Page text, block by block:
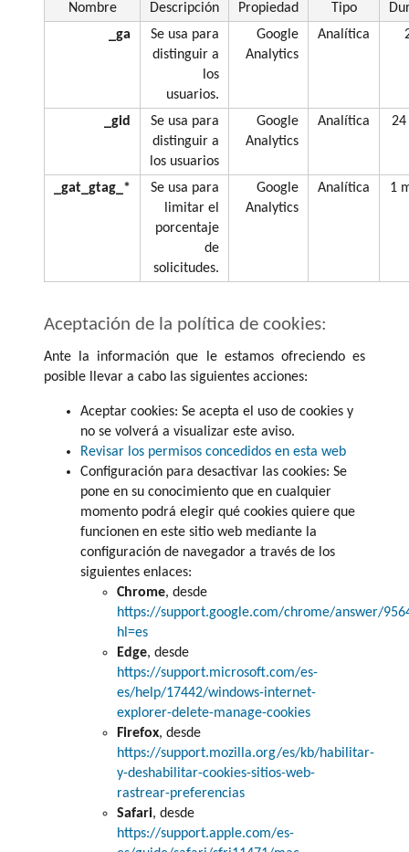
Nombre Descripción Propiedad Tipo
_ga
Se usa para
distinguir a
los
usuarios.
Google
Analytics
Analítica
_gid
Se usa para
distinguir a
los usuarios
Google
Analytics
Analítica 24
_gat_gtag_*
Se usa para
limitar el
porcentaje
de
solicitudes.
Google
Analytics
Analítica 1
Aceptación de la política de cookies:
Ante la información que le estamos ofreciendo es
posible llevar a cabo las siguientes acciones:
Aceptar cookies: Se acepta el uso de cookies y
no se volverá a visualizar este aviso.
Revisar los permisos concedidos en esta web
Configuración para desactivar las cookies: Se
pone en su conocimiento que en cualquier
momento podrá elegir qué cookies quiere que
funcionen en este sitio web mediante la
configuración de navegador a través de los
siguientes enlaces:
Chrome, desde
https://support.google.com/chrome/answer/
hl=es
Edge, desde
https://support.microsoft.com/es-
es/help/17442/windows-internet-
explorer-delete-manage-cookies
Firefox, desde
https://support.mozilla.org/es/kb/habilitar-
y-deshabilitar-cookies-sitios-web-
rastrear-preferencias
Safari, desde
https://support.apple.com/es-